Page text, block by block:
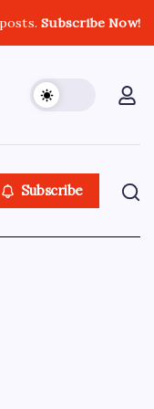
Subscribe Now!
Subscribe